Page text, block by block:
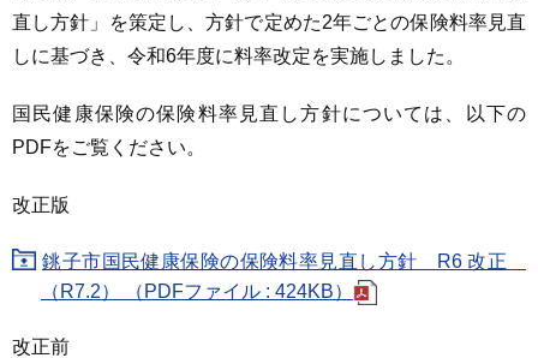
直し方針」を策定し、方針で定めた2年ごとの保険料率見直
しに基づき、令和6年度に料率改定を実施しました。
国民健康保険の保険料率見直し方針については、以下の
PDFをご覧ください。
改正版
銚子市国民健康保険の保険料率見直し方針 R6 改正
（R7.2） （PDFファイル : 424KB）
改正前